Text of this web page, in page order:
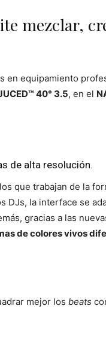
mezclar,
en equipamiento
40° 3.5, en el
de alta resolución.
que trabajan de la
DJs, la interface se
gracias a las
de colores vivos
mejor los beats